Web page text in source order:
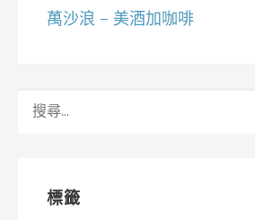
萬沙浪 – 美酒加咖啡
標籤